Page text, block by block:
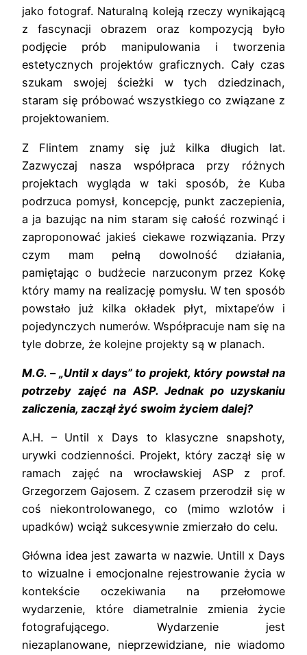
jako fotograf. Naturalną koleją rzeczy wynikającą
z fascynacji obrazem oraz kompozycją było
podjęcie prób manipulowania i tworzenia
estetycznych projektów graficznych. Cały czas
szukam swojej ścieżki w tych dziedzinach,
staram się próbować wszystkiego co związane z
projektowaniem.
Z Flintem znamy się już kilka długich lat.
Zazwyczaj nasza współpraca przy różnych
projektach wygląda w taki sposób, że Kuba
podrzuca pomysł, koncepcję, punkt zaczepienia,
a ja bazując na nim staram się całość rozwinąć i
zaproponować jakieś ciekawe rozwiązania. Przy
czym mam pełną dowolność działania,
pamiętając o budżecie narzuconym przez Kokę
który mamy na realizację pomysłu. W ten sposób
powstało już kilka okładek płyt, mixtape’ów i
pojedynczych numerów. Współpracuje nam się na
tyle dobrze, że kolejne projekty są w planach.
M.G. – „Until x days” to projekt, który powstał na
potrzeby zajęć na ASP. Jednak po uzyskaniu
zaliczenia, zaczął żyć swoim życiem dalej?
A.H. – Until x Days to klasyczne snapshoty,
urywki codzienności. Projekt, który zaczął się w
ramach zajęć na wrocławskiej ASP z prof.
Grzegorzem Gajosem. Z czasem przerodził się w
coś niekontrolowanego, co (mimo wzlotów i
upadków) wciąż sukcesywnie zmierzało do celu.
Główna idea jest zawarta w nazwie. Untill x Days
to wizualne i emocjonalne rejestrowanie życia w
kontekście oczekiwania na przełomowe
wydarzenie, które diametralnie zmienia życie
fotografującego. Wydarzenie jest
niezaplanowane, nieprzewidziane, nie wiadomo